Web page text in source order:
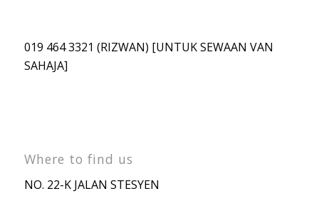
019 464 3321 (RIZWAN) [UNTUK SEWAAN VAN
SAHAJA]
Where to find us
NO. 22-K JALAN STESYEN